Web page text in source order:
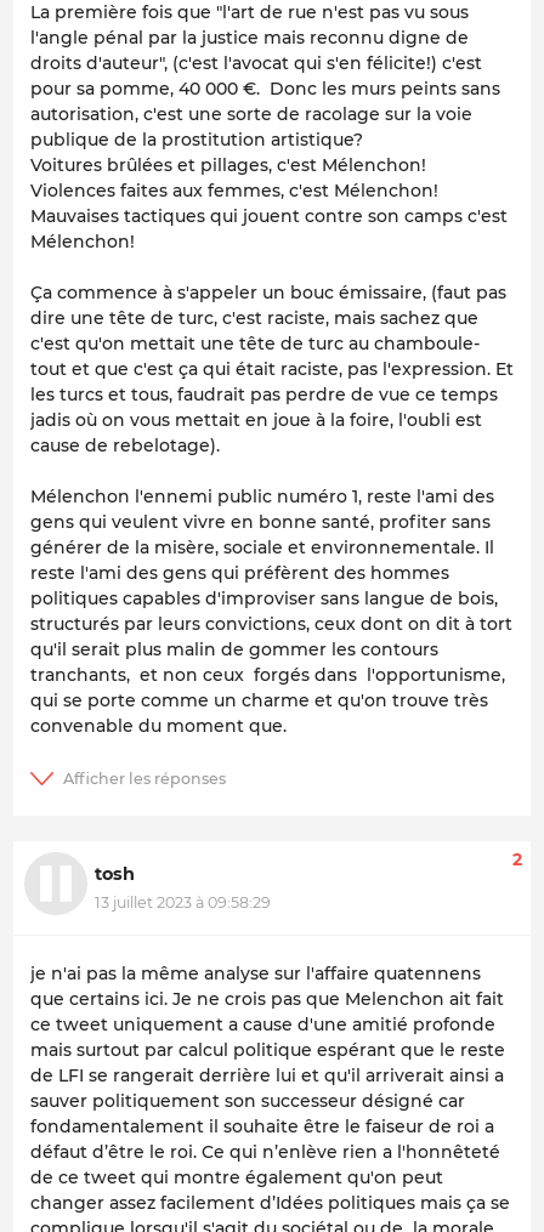
La première fois que "l'art de rue n'est pas vu sous
l'angle pénal par la justice mais reconnu digne de
droits d'auteur", (c'est l'avocat qui s'en félicite!) c'est
pour sa pomme, 40 000 €. Donc les murs peints sans
autorisation, c'est une sorte de racolage sur la voie
publique de la prostitution artistique?
Voitures brûlées et pillages, c'est Mélenchon!
Violences faites aux femmes, c'est Mélenchon!
Mauvaises tactiques qui jouent contre son camps c'est
Mélenchon!
Ça commence à s'appeler un bouc émissaire, (faut pas
dire une tête de turc, c'est raciste, mais sachez que
c'est qu'on mettait une tête de turc au chamboule-
tout et que c'est ça qui était raciste, pas l'expression. Et
les turcs et tous, faudrait pas perdre de vue ce temps
jadis où on vous mettait en joue à la foire, l'oubli est
cause de rebelotage).
Mélenchon l'ennemi public numéro 1, reste l'ami des
gens qui veulent vivre en bonne santé, profiter sans
générer de la misère, sociale et environnementale. Il
reste l'ami des gens qui préfèrent des hommes
politiques capables d'improviser sans langue de bois,
structurés par leurs convictions, ceux dont on dit à tort
qu'il serait plus malin de gommer les contours
tranchants, et non ceux forgés dans l'opportunisme,
qui se porte comme un charme et qu'on trouve très
convenable du moment que.
tosh
13 juillet 2023 à 09:58:29
2
je n'ai pas la même analyse sur l'affaire quatennens
que certains ici. Je ne crois pas que Melenchon ait fait
ce tweet uniquement a cause d'une amitié profonde
mais surtout par calcul politique espérant que le reste
de LFI se rangerait derrière lui et qu'il arriverait ainsi a
sauver politiquement son successeur désigné car
fondamentalement il souhaite être le faiseur de roi a
défaut d’être le roi. Ce qui n’enlève rien a l'honnêteté
de ce tweet qui montre également qu'on peut
changer assez facilement d’Idées politiques mais ça se